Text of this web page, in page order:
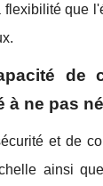
que
de
à ne pas
et de
ainsi